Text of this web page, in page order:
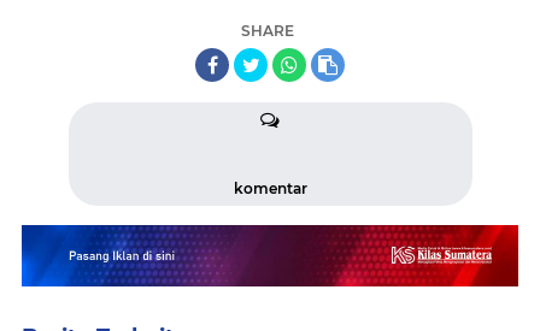
SHARE
komentar